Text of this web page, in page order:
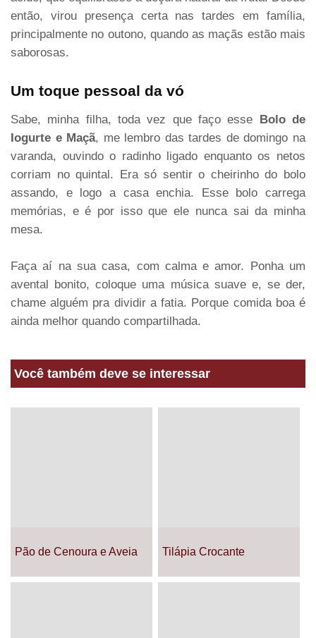
então, virou presença certa nas tardes em família,
principalmente no outono, quando as maçãs estão mais
saborosas.
Um toque pessoal da vó
Sabe, minha filha, toda vez que faço esse Bolo de
Iogurte e Maçã, me lembro das tardes de domingo na
varanda, ouvindo o radinho ligado enquanto os netos
corriam no quintal. Era só sentir o cheirinho do bolo
assando, e logo a casa enchia. Esse bolo carrega
memórias, e é por isso que ele nunca sai da minha
mesa.
Faça aí na sua casa, com calma e amor. Ponha um
avental bonito, coloque uma música suave e, se der,
chame alguém pra dividir a fatia. Porque comida boa é
ainda melhor quando compartilhada.
Você também deve se interessar
Pão de Cenoura e Aveia Tilápia Crocante